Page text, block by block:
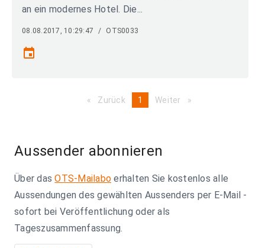
an ein modernes Hotel. Die...
08.08.2017, 10:29:47 / OTS0033
event
Zurück pageYou're
1 Weiter page
Aussender abonnieren
Über dasOTS-Mailabo erhalten Sie kostenlos alle
Aussendungen des gewählten Aussenders per E-Mail -
sofort bei Veröffentlichung oder als
Tageszusammenfassung.